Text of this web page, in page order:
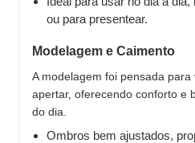
ou para presentear.
Modelagem e Caimento
A modelagem foi pensada
apertar, oferecendo conforto e
do dia.
Ombros bem ajustados,